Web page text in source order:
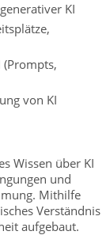
KI
von KI
Wissen über KI
und
Mithilfe
Verständnis
aufgebaut.